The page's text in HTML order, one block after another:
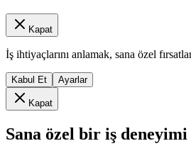
Kapat
İş ihtiyaçlarını anlamak, sana özel
Kabul Et Ayarlar
Kapat
Sana özel bir iş deneyimi